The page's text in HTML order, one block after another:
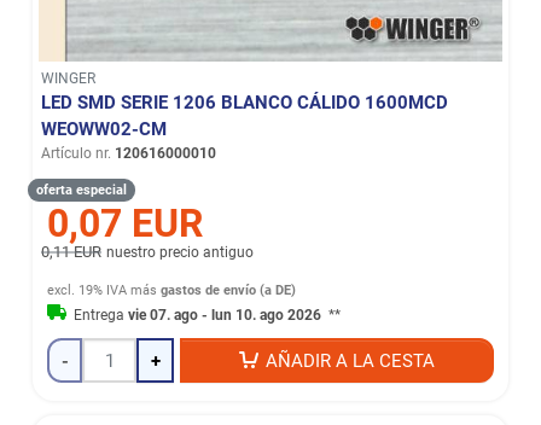
WINGER
LED SMD SERIE 1206 BLANCO CÁLIDO 1600MCD
WEOWW02-CM
Artículo nr. 120616000010
oferta especial
0,07 EUR
0,11 EUR nuestro precio antiguo
excl. 19% IVA másgastos de envío (a DE)
Entregavie 07. ago - lun 10. ago 2026 **
- + AÑADIR A LA CESTA